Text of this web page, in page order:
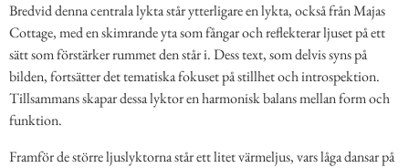
Bredvid denna centrala lykta står ytterligare en lykta, också från Majas
Cottage, med en skimrande yta som fångar och reflekterar ljuset på ett
sätt som förstärker rummet den står i. Dess text, som delvis syns på
bilden, fortsätter det tematiska fokuset på stillhet och introspektion.
Tillsammans skapar dessa lyktor en harmonisk balans mellan form och
funktion.
Framför de större ljuslyktorna står ett litet värmeljus, vars låga dansar på